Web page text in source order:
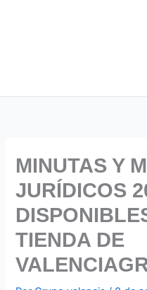
MINUTAS Y
JURÍDICOS
TIENDA DE